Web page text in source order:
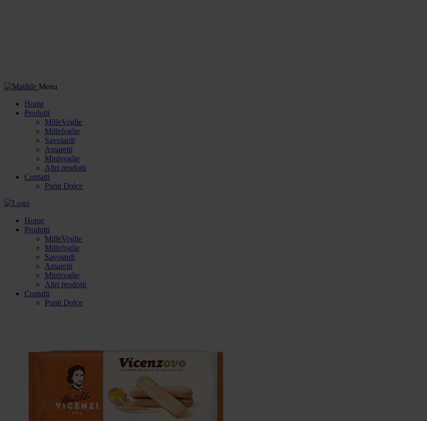
Menu
Home
Prodotti
MilleVoglie
Millefoglie
Savoiardi
Amaretti
Minivoglie
Altri prodotti
Contatti
Punti Dolce
Home
Prodotti
MilleVoglie
Millefoglie
Savoiardi
Amaretti
Minivoglie
Altri prodotti
Contatti
Punti Dolce